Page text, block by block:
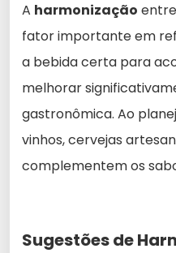
A harmonização
fator importante em
a bebida certa para
melhorar
gastronômica. Ao
vinhos, cervejas
complementem os
Sugestões de